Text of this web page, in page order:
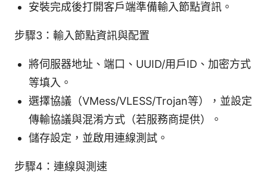
安裝完成後打開客戶端準備輸入節點資訊。
步驟3：輸入節點資訊與配置
將伺服器地址、端口、UUID/用戶ID、加密方式
等填入。
選擇協議（VMess/VLESS/Trojan等），並設定
傳輸協議與混淆方式（若服務商提供）。
儲存設定，並啟用連線測試。
步驟4：連線與測速